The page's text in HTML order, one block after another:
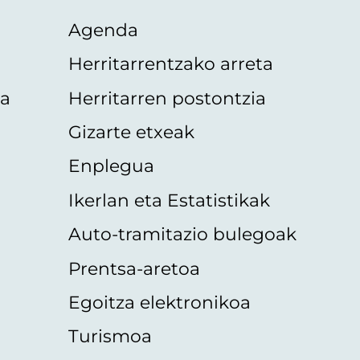
Agenda
Herritarrentzako arreta
Herritarren postontzia
Gizarte etxeak
Enplegua
Ikerlan eta Estatistikak
Auto-tramitazio bulegoak
Prentsa-aretoa
Egoitza elektronikoa
Turismoa